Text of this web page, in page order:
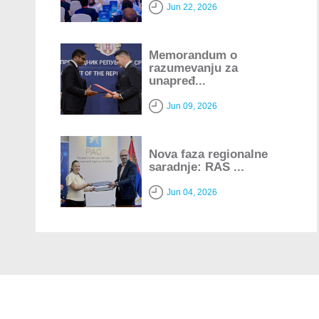
Jun 22, 2026
Memorandum o
razumevanju za
unapređ...
Jun 09, 2026
Nova faza regionalne
saradnje: RAS ...
Jun 04, 2026